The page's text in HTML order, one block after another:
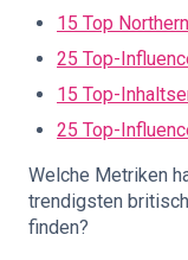
15 Top
25 Top-
15 Top-
25 Top-
Welche Metriken
trendigsten
finden?